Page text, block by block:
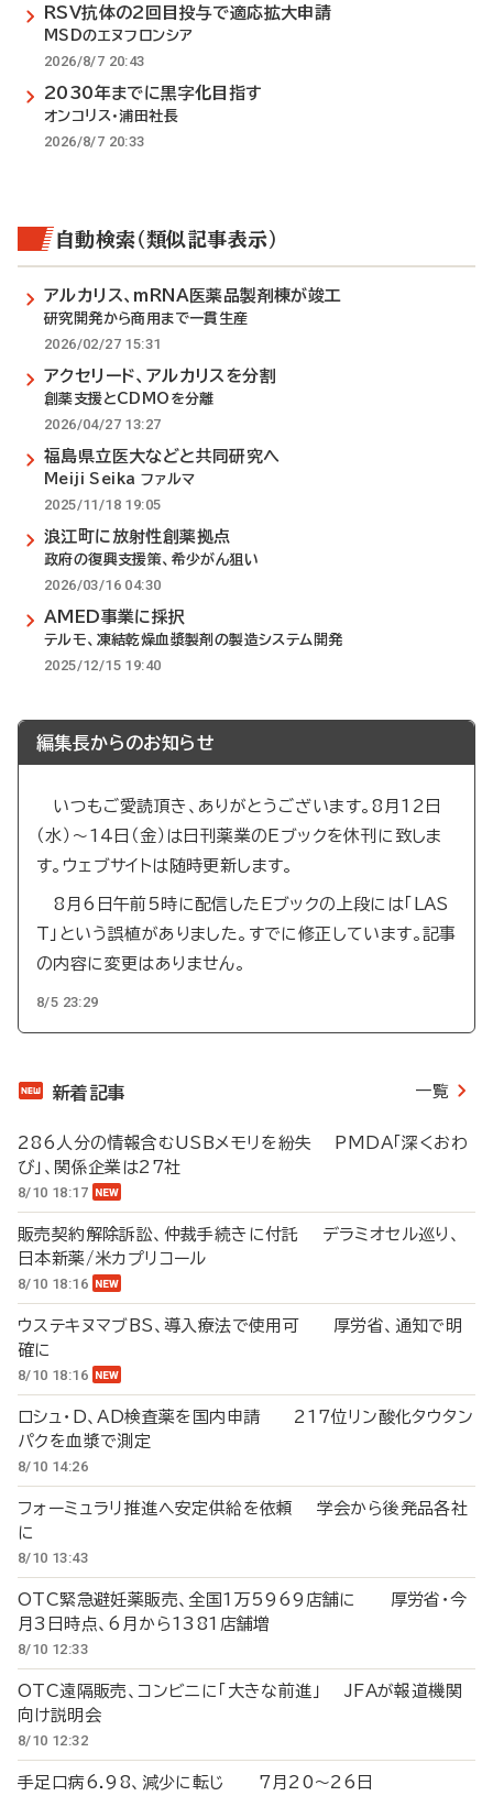
RSV抗体の2回目投与で適応拡大申請
MSDのエヌフロンシア
2026/8/7 20:43
2030年までに黒字化目指す
オンコリス・浦田社長
2026/8/7 20:33
自動検索（類似記事表示）
アルカリス、mRNA医薬品製剤棟が竣工
研究開発から商用まで一貫生産
2026/02/27 15:31
アクセリード、アルカリスを分割
創薬支援とCDMOを分離
2026/04/27 13:27
福島県立医大などと共同研究へ
Meiji Seika ファルマ
2025/11/18 19:05
浪江町に放射性創薬拠点
政府の復興支援策、希少がん狙い
2026/03/16 04:30
AMED事業に採択
テルモ、凍結乾燥血漿製剤の製造システム開発
2025/12/15 19:40
編集長からのお知らせ
いつもご愛読頂き、ありがとうございます。8月12日
（水）～14日（金）は日刊薬業のEブックを休刊に致しま
す。ウェブサイトは随時更新します。
8月6日午前5時に配信したEブックの上段には「LAS
T」という誤植がありました。すでに修正しています。記事
の内容に変更はありません。
8/5 23:29
新着記事 一覧
286人分の情報含むUSBメモリを紛失 PMDA「深くおわ
び」、関係企業は27社
8/10 18:17
販売契約解除訴訟、仲裁手続きに付託 デラミオセル巡り、
日本新薬/米カプリコール
8/10 18:16
ウステキヌマブBS、導入療法で使用可 厚労省、通知で明
確に
8/10 18:16
ロシュ・D、AD検査薬を国内申請 217位リン酸化タウタン
パクを血漿で測定
8/10 14:26
フォーミュラリ推進へ安定供給を依頼 学会から後発品各社
に
8/10 13:43
OTC緊急避妊薬販売、全国1万5969店舗に 厚労省・今
月3日時点、6月から1381店舗増
8/10 12:33
OTC遠隔販売、コンビニに「大きな前進」 JFAが報道機関
向け説明会
8/10 12:32
手足口病6.98、減少に転じ 7月20～26日